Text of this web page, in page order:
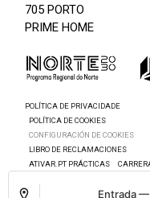
Entrada —
705 PORTO
PRIME HOME
POLÍTICA DE PRIVACIDADE
POLÍTICA DE COOKIES
CONFIGURACIÓN DE COOKIES
LIBRO DE RECLAMACIONES
ATIVAR.PT PRÁCTICAS